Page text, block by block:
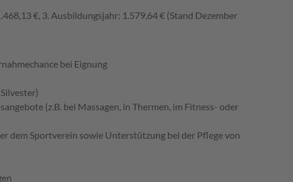
€, 3. Ausbildungsjahr: 1.579,64 € (Stand Dezember
bei Eignung
(z.B. bei Massagen, in Thermen, im Fitness- oder
dem Sportverein sowie Unterstützung bei der Pflege von